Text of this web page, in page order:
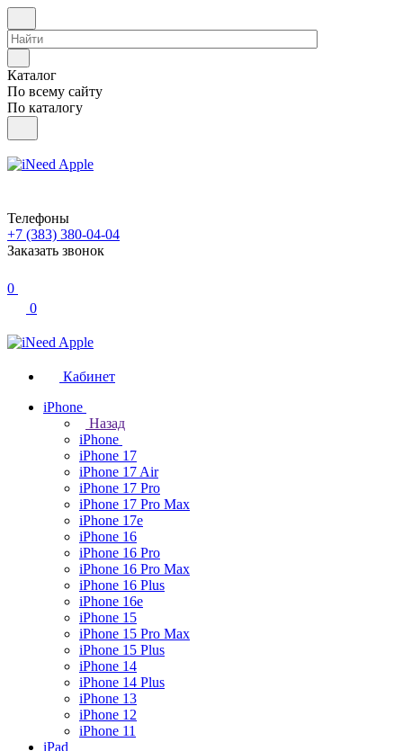
Каталог
По всему сайту
По каталогу
Телефоны
+7 (383) 380-04-04
Заказать звонок
0
0
Кабинет
iPhone
Назад
iPhone
iPhone 17
iPhone 17 Air
iPhone 17 Pro
iPhone 17 Pro Max
iPhone 17e
iPhone 16
iPhone 16 Pro
iPhone 16 Pro Max
iPhone 16 Plus
iPhone 16e
iPhone 15
iPhone 15 Pro Max
iPhone 15 Plus
iPhone 14
iPhone 14 Plus
iPhone 13
iPhone 12
iPhone 11
iPad